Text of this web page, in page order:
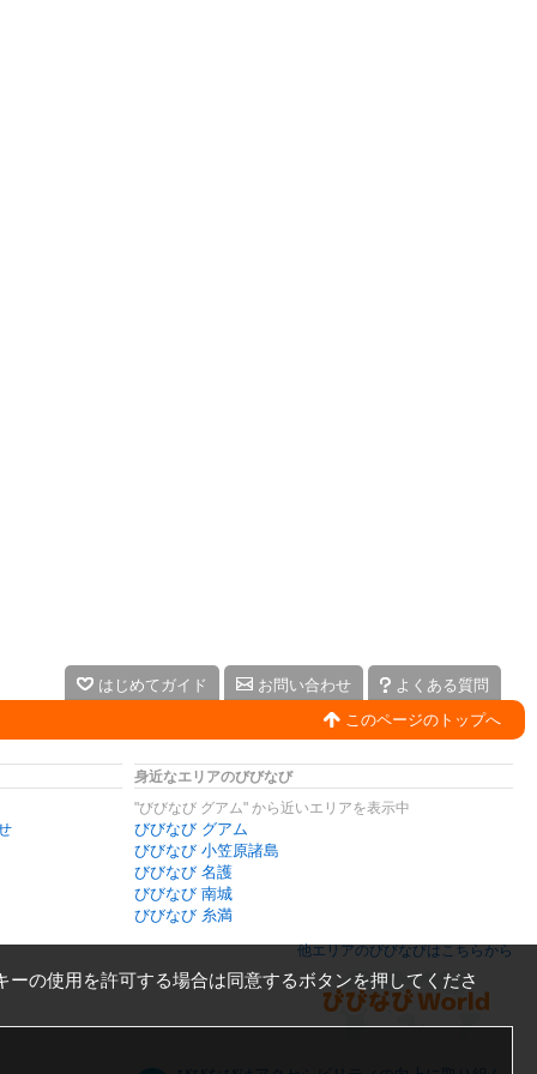
はじめてガイド お問い合わせ
よくある質問
このページのトップへ
身近なエリアのびびなび
"びびなび グアム" から近いエリアを表示中
びびなび グアム
びびなび 小笠原諸島
びびなび 名護
びびなび 南城
びびなび 糸満
他エリアのびびなびはこちらから
ーの使用を許可する場合は同意するボタンを押してくださ